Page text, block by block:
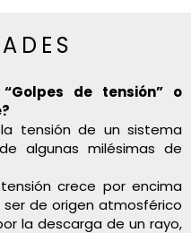
de tensión” o
tensión de un sistema
algunas milésimas de
crece por encima
ser de origen atmosférico
la descarga de un rayo,